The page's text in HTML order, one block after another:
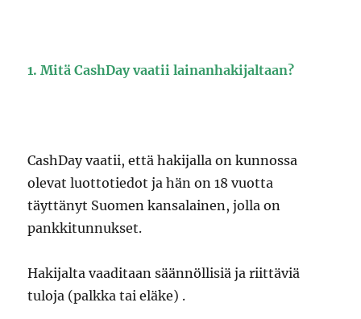
1. Mitä CashDay vaatii lainanhakijaltaan?
CashDay vaatii, että hakijalla on kunnossa
olevat luottotiedot ja hän on 18 vuotta
täyttänyt Suomen kansalainen, jolla on
pankkitunnukset.
Hakijalta vaaditaan säännöllisiä ja riittäviä
tuloja (palkka tai eläke) .